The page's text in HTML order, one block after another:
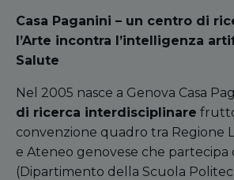
Casa Paganini – un centro di
l’Arte incontra l’intelligenza
Salute
Nel 2005 nasce a Genova Casa
di ricerca interdisciplinare
convenzione quadro tra Regione
e Ateneo genovese che partecipa
(Dipartimento della Scuola